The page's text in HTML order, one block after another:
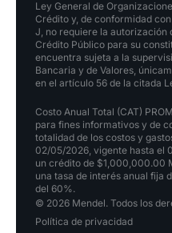
Ley General de
Crédito y, de conformidad
J, no requiere la autorización
Crédito Público para su
encuentra sujeta a la
Bancaria y de Valores,
en el artículo 56 de la citada
Costo Anual Total (CAT)
para fines informativos y de
totalidad de los costos y
02/05/2026, vigente hasta el
un crédito de $1,000,000.00
una tasa de interés anual fija
del 60%.
© 2026 Mendel. Todos los
Política de privacidad